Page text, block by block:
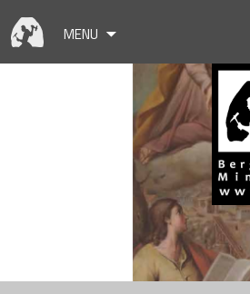
to
content
MENU